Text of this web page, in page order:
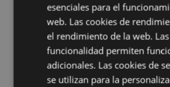
Información complementaria:
¿Quieres saber más acerca de
de Puckator?Encuentra todo lo
en la guía de compra del cliente.
esenciales para el
web. Las cookies de
el rendimiento de la web.
funcionalidad permiten
adicionales. Las cookies de
se utilizan para la